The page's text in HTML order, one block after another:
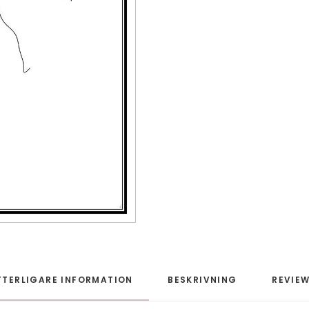
INFORMATION BESKRIVNING